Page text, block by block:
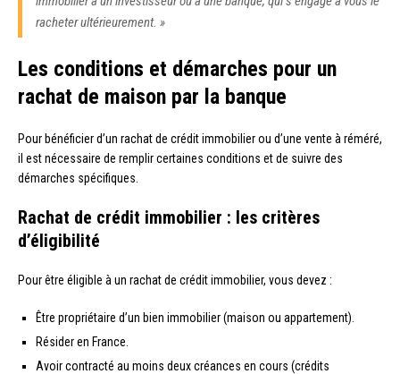
racheter ultérieurement. »
Les conditions et démarches pour un
rachat de maison par la banque
Pour bénéficier d’un rachat de crédit immobilier ou d’une vente à réméré,
il est nécessaire de remplir certaines conditions et de suivre des
démarches spécifiques.
Rachat de crédit immobilier : les critères
d’éligibilité
Pour être éligible à un rachat de crédit immobilier, vous devez :
Être propriétaire d’un bien immobilier (maison ou appartement).
Résider en France.
Avoir contracté au moins deux créances en cours (crédits